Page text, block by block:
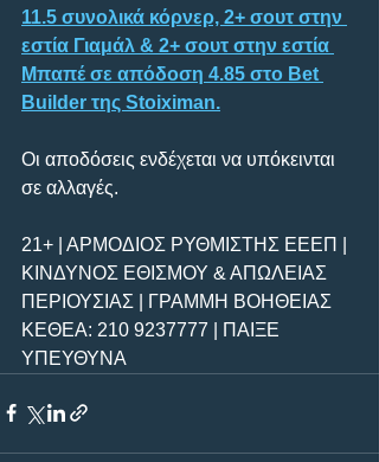
11.5 συνολικά κόρνερ, 2+ σουτ στην
εστία Γιαμάλ & 2+ σουτ στην εστία
Μπαπέ σε απόδοση 4.85 στο Bet
Builder της Stoiximan.
Οι αποδόσεις ενδέχεται να υπόκεινται
σε αλλαγές.
21+ | ΑΡΜΟΔΙΟΣ ΡΥΘΜΙΣΤΗΣ ΕΕΕΠ |
ΚΙΝΔΥΝΟΣ ΕΘΙΣΜΟΥ & ΑΠΩΛΕΙΑΣ
ΠΕΡΙΟΥΣΙΑΣ | ΓΡΑΜΜΗ ΒΟΗΘΕΙΑΣ
ΚΕΘΕΑ: 210 9237777 | ΠΑΙΞΕ
ΥΠΕΥΘΥΝΑ